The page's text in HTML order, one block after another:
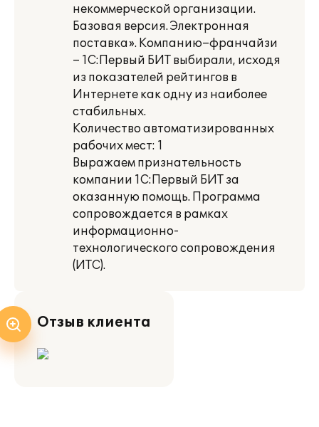
некоммерческой организации.
Базовая версия. Электронная
поставка». Компанию–франчайзи
– 1С:Первый БИТ выбирали, исходя
из показателей рейтингов в
Интернете как одну из наиболее
стабильных.
Количество автоматизированных
рабочих мест: 1
Выражаем признательность
компании 1С:Первый БИТ за
оказанную помощь. Программа
сопровождается в рамках
информационно-
технологического сопровождения
(ИТС).
Отзыв клиента